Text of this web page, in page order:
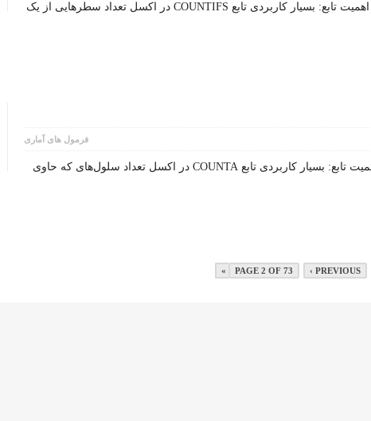
شرح تابع COUNTIFS درجه اهمیت تابع: بسیار کاربردی تابع COUNTIFS در اکسل تعداد سطرهایی از یک
فرمول های آماری
شرح تابع COUNTA درجه اهمیت تابع: بسیار کاربردی تابع COUNTA در اکسل تعداد سلول‌های که حاوی
PAGE 2 OF 73 ‹ PREVIOUS